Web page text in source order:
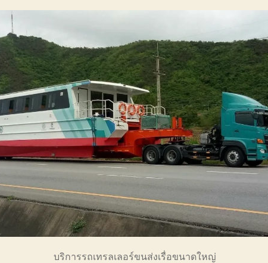
บริการรถเทรลเลอร์ขนส่งเรื่อขนาดใหญ่